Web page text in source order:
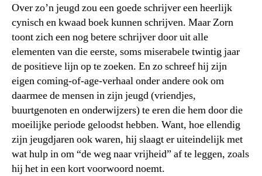
Over zo’n jeugd zou een goede schrijver een heerlijk
cynisch en kwaad boek kunnen schrijven. Maar Zorn
toont zich een nog betere schrijver door uit alle
elementen van die eerste, soms miserabele twintig jaar
de positieve lijn op te zoeken. En zo schreef hij zijn
eigen coming-of-age-verhaal onder andere ook om
daarmee de mensen in zijn jeugd (vriendjes,
buurtgenoten en onderwijzers) te eren die hem door die
moeilijke periode geloodst hebben. Want, hoe ellendig
zijn jeugdjaren ook waren, hij slaagt er uiteindelijk met
wat hulp in om “de weg naar vrijheid” af te leggen, zoals
hij het in een kort voorwoord noemt.